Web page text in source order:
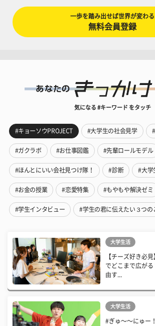
一歩を踏み出せば世界が変わる
無料会員登録
気になる #キーワード をタッチ
#キョーソウPROJECT #大学生の社会見学
#ガクラボ #お仕事図鑑 #先輩ロールモデル
#ほんとにいい会社見つけ隊！ #診断 #大学
#お金の授業 #恋愛特集 #もやもや解決ゼミ
#学生インタビュー #学生の君に伝えたい３つの
大学生活
【チーズ好き必
でどこまで広が
由す...
大学生活
#ぎゅ〜〜にゅー